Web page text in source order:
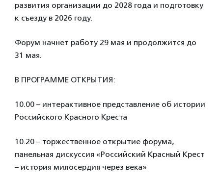
развития организации до 2028 года и подготовку
к съезду в 2026 году.
Форум начнет работу 29 мая и продолжится до
31 мая.
В ПРОГРАММЕ ОТКРЫТИЯ:
10.00 – интерактивное представление об истории
Российского Красного Креста
10.20 – торжественное открытие форума,
панельная дискуссия «Российский Красный Крест
– история милосердия через века»